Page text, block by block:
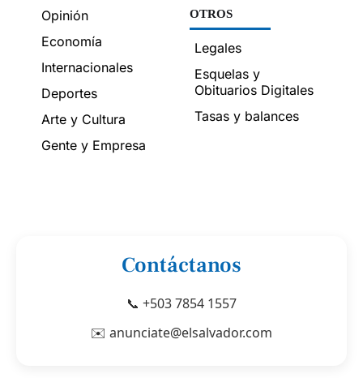
Opinión
Economía
Internacionales
Deportes
Arte y Cultura
Gente y Empresa
OTROS
Legales
Esquelas y
Obituarios Digitales
Tasas y balances
Contáctanos
📞 +503 7854 1557
✉️ anunciate@elsalvador.com